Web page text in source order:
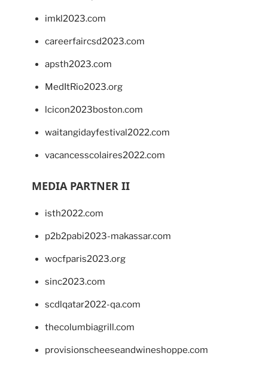
imkl2023.com
careerfaircsd2023.com
apsth2023.com
MedItRio2023.org
lcicon2023boston.com
waitangidayfestival2022.com
vacancesscolaires2022.com
MEDIA PARTNER II
isth2022.com
p2b2pabi2023-makassar.com
wocfparis2023.org
sinc2023.com
scdlqatar2022-qa.com
thecolumbiagrill.com
provisionscheeseandwineshoppe.com